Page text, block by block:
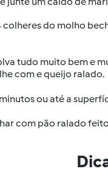
colheres do molho
tudo muito bem e
com e queijo ralado.
ou até a
com pão ralado